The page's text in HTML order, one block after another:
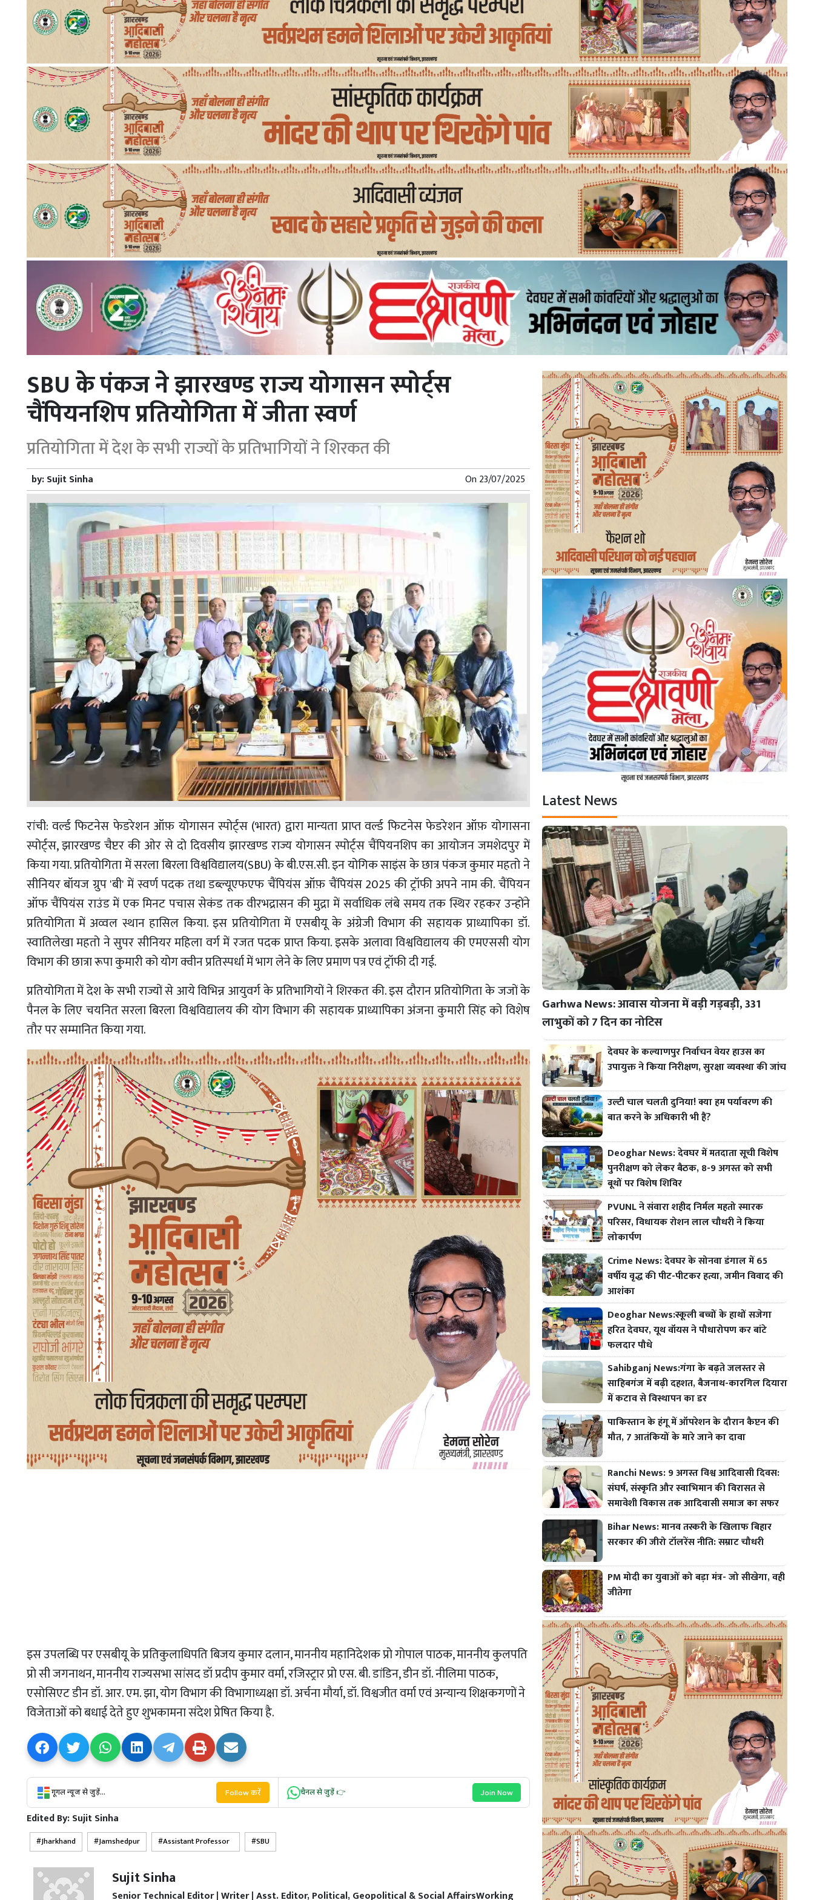
SBU के पंकज ने झारखण्ड राज्य योगासन स्पोर्ट्स
चैंपियनशिप प्रतियोगिता में जीता स्वर्ण
प्रतियोगिता में देश के सभी राज्यों के प्रतिभागियों ने शिरकत की
by:Sujit Sinha On23/07/2025
रांची: वर्ल्ड फिटनेस फेडरेशन ऑफ़ योगासन स्पोर्ट्स (भारत) द्वारा मान्यता प्राप्त वर्ल्ड फिटनेस फेडरेशन ऑफ़ योगासना
स्पोर्ट्स, झारखण्ड चैप्टर की ओर से दो दिवसीय झारखण्ड राज्य योगासन स्पोर्ट्स चैंपियनशिप का आयोजन जमशेदपुर में
किया गया. प्रतियोगिता में सरला बिरला विश्वविद्यालय(SBU) के बी.एस.सी. इन योगिक साइंस के छात्र पंकज कुमार महतो ने
सीनियर बॉयज ग्रुप 'बी' में स्वर्ण पदक तथा डब्ल्यूएफएफ चैंपियंस ऑफ़ चैंपियंस 2025 की ट्रॉफी अपने नाम की. चैंपियन
ऑफ चैंपियंस राउंड में एक मिनट पचास सेकंड तक वीरभद्रासन की मुद्रा में सर्वाधिक लंबे समय तक स्थिर रहकर उन्होंने
प्रतियोगिता में अव्वल स्थान हासिल किया. इस प्रतियोगिता में एसबीयू के अंग्रेजी विभाग की सहायक प्राध्यापिका डॉ.
स्वातिलेखा महतो ने सुपर सीनियर महिला वर्ग में रजत पदक प्राप्त किया. इसके अलावा विश्वविद्यालय की एमएससी योग
विभाग की छात्रा रूपा कुमारी को योग क्वीन प्रतिस्पर्धा में भाग लेने के लिए प्रमाण पत्र एवं ट्रॉफी दी गई.
प्रतियोगिता में देश के सभी राज्यों से आये विभिन्न आयुवर्ग के प्रतिभागियों ने शिरकत की. इस दौरान प्रतियोगिता के जजों के
पैनल के लिए चयनित सरला बिरला विश्वविद्यालय की योग विभाग की सहायक प्राध्यापिका अंजना कुमारी सिंह को विशेष
तौर पर सम्मानित किया गया.
इस उपलब्धि पर एसबीयू के प्रतिकुलाधिपति बिजय कुमार दलान, माननीय महानिदेशक प्रो गोपाल पाठक, माननीय कुलपति
प्रो सी जगनाथन, माननीय राज्यसभा सांसद डॉ प्रदीप कुमार वर्मा, रजिस्ट्रार प्रो एस. बी. डांडिन, डीन डॉ. नीलिमा पाठक,
एसोसिएट डीन डॉ. आर. एम. झा, योग विभाग की विभागाध्यक्षा डॉ. अर्चना मौर्या, डॉ. विश्वजीत वर्मा एवं अन्यान्य शिक्षकगणों ने
विजेताओं को बधाई देते हुए शुभकामना संदेश प्रेषित किया है.
गूगल न्यूज से जुड़ें... Follow करें चैनल से जुड़ें 👉 Join Now
Edited By:Sujit Sinha
Jharkhand Jamshedpur Assistant Professor SBU
Sujit Sinha
Senior Technical Editor | Writer | Asst. Editor, Political, Geopolitical & Social AffairsWorking
Latest News
Garhwa News: आवास योजना में बड़ी गड़बड़ी, 331
लाभुकों को 7 दिन का नोटिस
देवघर के कल्याणपुर निर्वाचन वेयर हाउस का
उपायुक्त ने किया निरीक्षण, सुरक्षा व्यवस्था की जांच
उल्टी चाल चलती दुनिया! क्या हम पर्यावरण की
बात करने के अधिकारी भी हैं?
Deoghar News: देवघर में मतदाता सूची विशेष
पुनरीक्षण को लेकर बैठक, 8-9 अगस्त को सभी
बूथों पर विशेष शिविर
PVUNL ने संवारा शहीद निर्मल महतो स्मारक
परिसर, विधायक रोशन लाल चौधरी ने किया
लोकार्पण
Crime News: देवघर के सोनवा डंगाल में 65
वर्षीय वृद्ध की पीट-पीटकर हत्या, जमीन विवाद की
आशंका
Deoghar News:स्कूली बच्चों के हाथों सजेगा
हरित देवघर, यूथ वॉयस ने पौधारोपण कर बांटे
फलदार पौधे
Sahibganj News:गंगा के बढ़ते जलस्तर से
साहिबगंज में बढ़ी दहशत, बैजनाथ-कारगिल दियारा
में कटाव से विस्थापन का डर
पाकिस्तान के हंगू में ऑपरेशन के दौरान कैप्टन की
मौत, 7 आतंकियों के मारे जाने का दावा
Ranchi News: 9 अगस्त विश्व आदिवासी दिवस:
संघर्ष, संस्कृति और स्वाभिमान की विरासत से
समावेशी विकास तक आदिवासी समाज का सफर
Bihar News: मानव तस्करी के खिलाफ बिहार
सरकार की जीरो टॉलरेंस नीति: सम्राट चौधरी
PM मोदी का युवाओं को बड़ा मंत्र- जो सीखेगा, वही
जीतेगा